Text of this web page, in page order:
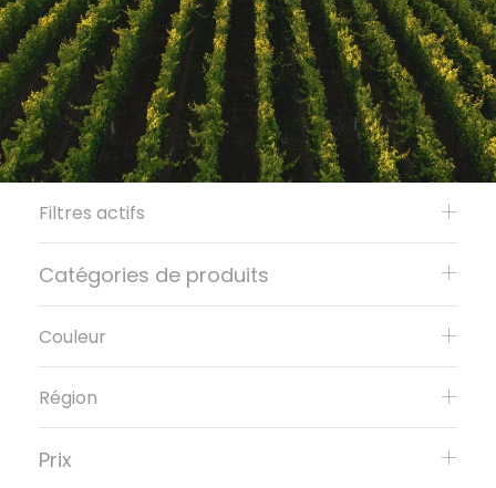
Filtres actifs
Catégories de produits
Couleur
Région
Prix